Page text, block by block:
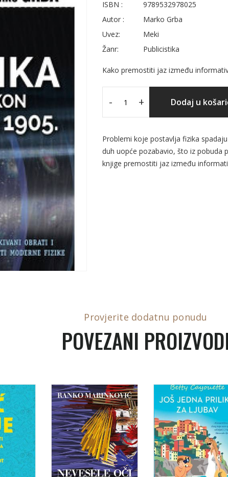
ISBN :
9789532978025
Autor :
Marko Grba
Uvez:
Meki
Žanr:
Publicistika
Kako premostiti jaz između
- + Dodaj u
Problemi koje postavlja fizika
duh uopće pozabavio, što iz pobuda
knjige premostiti jaz između
Provjerite dodatnu ponudu
POVEZANI